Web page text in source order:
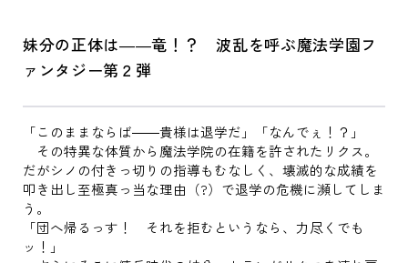
妹分の正体は――竜！？ 波乱を呼ぶ魔法学園フ
ァンタジー第２弾
「このままならば――貴様は退学だ」「なんでぇ！？」
その特異な体質から魔法学院の在籍を許されたリクス。
だがシノの付きっ切りの指導もむなしく、壊滅的な成績を
叩き出し至極真っ当な理由（?）で退学の危機に瀕してしま
う。
「団へ帰るっす！ それを拒むというなら、力尽くでも
ッ！」